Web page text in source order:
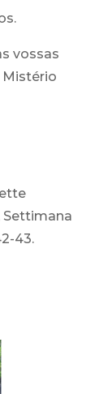
vossas
Mistério
Settimana
43.